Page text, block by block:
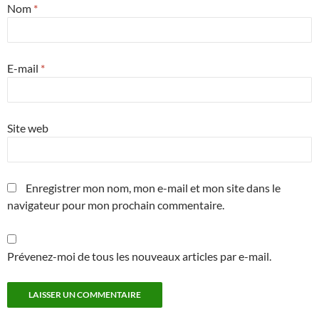
Nom *
E-mail *
Site web
Enregistrer mon nom, mon e-mail et mon site dans le
navigateur pour mon prochain commentaire.
Prévenez-moi de tous les nouveaux articles par e-mail.